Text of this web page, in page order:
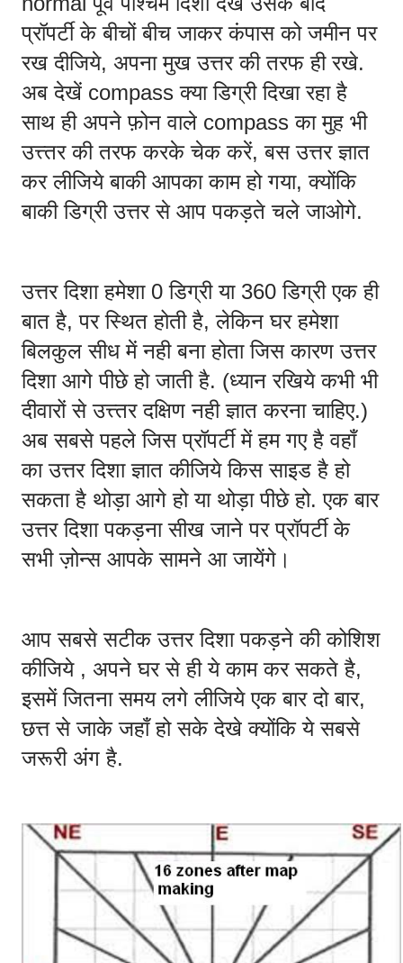
प्रॉपर्टी के बीचों बीच जाकर कंपास को जमीन पर
रख दीजिये, अपना मुख उत्तर की तरफ ही रखे.
अब देखें compass क्या डिग्री दिखा रहा है
साथ ही अपने फ़ोन वाले compass का मुह भी
उत्त्तर की तरफ करके चेक करें, बस उत्तर ज्ञात
कर लीजिये बाकी आपका काम हो गया, क्योंकि
बाकी डिग्री उत्तर से आप पकड़ते चले जाओगे.
उत्तर दिशा हमेशा 0 डिग्री या 360 डिग्री एक ही
बात है, पर स्थित होती है, लेकिन घर हमेशा
बिलकुल सीध में नही बना होता जिस कारण उत्तर
दिशा आगे पीछे हो जाती है. (ध्यान रखिये कभी भी
दीवारों से उत्त्तर दक्षिण नही ज्ञात करना चाहिए.)
अब सबसे पहले जिस प्रॉपर्टी में हम गए है वहाँ
का उत्तर दिशा ज्ञात कीजिये किस साइड है हो
सकता है थोड़ा आगे हो या थोड़ा पीछे हो. एक बार
उत्तर दिशा पकड़ना सीख जाने पर प्रॉपर्टी के
सभी ज़ोन्स आपके सामने आ जायेंगे।
आप सबसे सटीक उत्तर दिशा पकड़ने की कोशिश
कीजिये , अपने घर से ही ये काम कर सकते है,
इसमें जितना समय लगे लीजिये एक बार दो बार,
छत्त से जाके जहाँ हो सके देखे क्योंकि ये सबसे
जरूरी अंग है.